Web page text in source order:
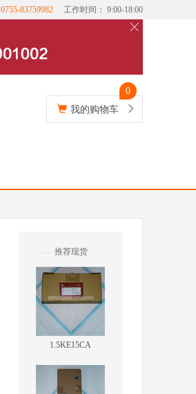
0755-83759982 工作时间： 9:00-18:00
0
我的购物车
推荐现货
1.5KE15CA